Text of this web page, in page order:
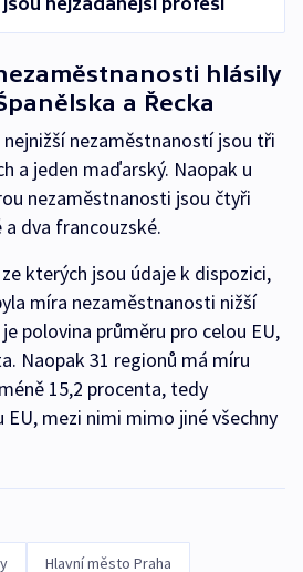
hlásily
a Řecka
nezaměstnaností jsou tři
a jeden maďarský. Naopak u
nezaměstnanosti jsou čtyři
dva francouzské.
kterých jsou údaje k dispozici,
míra nezaměstnanosti nižší
polovina průměru pro celou EU,
Naopak 31 regionů má míru
15,2 procenta, tedy
mezi nimi mimo jiné všechny
Hlavní město Praha